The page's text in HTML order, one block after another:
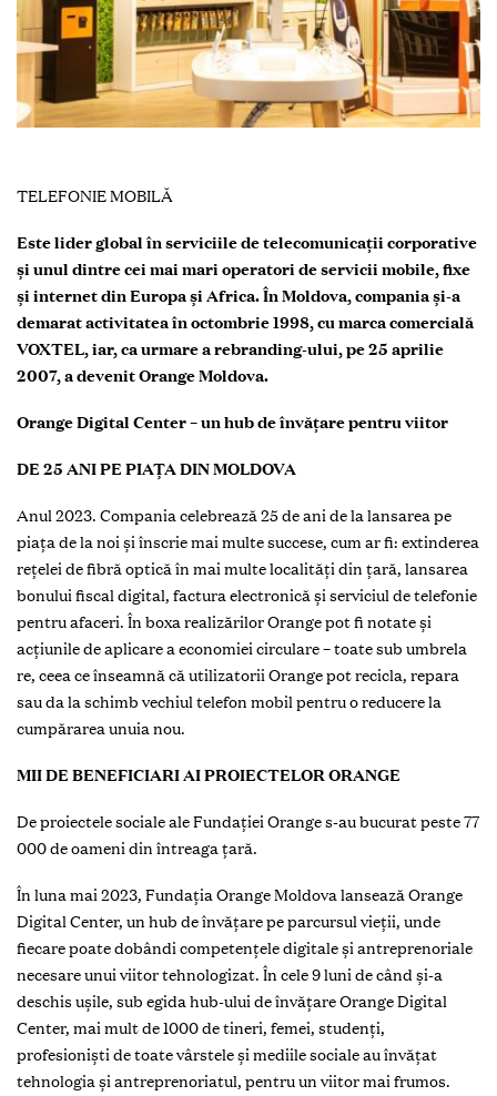
TELEFONIE MOBILĂ
Este lider global în serviciile de telecomunicații corporative
și unul dintre cei mai mari operatori de servicii mobile, fixe
şi internet din Europa și Africa. În Moldova, compania şi-a
demarat activitatea în octombrie 1998, cu marca comercială
VOXTEL, iar, ca urmare a rebranding-ului, pe 25 aprilie
2007, a devenit Orange Moldova.
Orange Digital Center – un hub de învățare pentru viitor
DE 25 ANI PE PIAȚA DIN MOLDOVA
Anul 2023. Compania celebrează 25 de ani de la lansarea pe
piața de la noi și înscrie mai multe succese, cum ar fi: extinderea
rețelei de fibră optică în mai multe localități din țară, lansarea
bonului fiscal digital, factura electronică și serviciul de telefonie
pentru afaceri. În boxa realizărilor Orange pot fi notate și
acțiunile de aplicare a economiei circulare – toate sub umbrela
re, ceea ce înseamnă că utilizatorii Orange pot recicla, repara
sau da la schimb vechiul telefon mobil pentru o reducere la
cumpărarea unuia nou.
MII DE BENEFICIARI AI PROIECTELOR ORANGE
De proiectele sociale ale Fundaţiei Orange s-au bucurat peste 77
000 de oameni din întreaga ţară.
În luna mai 2023, Fundația Orange Moldova lansează Orange
Digital Center, un hub de învățare pe parcursul vieţii, unde
fiecare poate dobândi competențele digitale şi antreprenoriale
necesare unui viitor tehnologizat. În cele 9 luni de când și-a
deschis ușile, sub egida hub-ului de învățare Orange Digital
Center, mai mult de 1000 de tineri, femei, studenţi,
profesioniști de toate vârstele şi mediile sociale au învăţat
tehnologia şi antreprenoriatul, pentru un viitor mai frumos.